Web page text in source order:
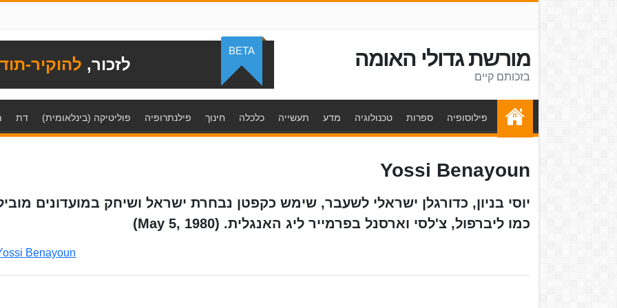
מורשת גדולי האומה
בזכותם קיים
לזכור, להוקיר-
BETA
פילוסופיה ספרות טכנולוגיה מדע תעשייה כלכלה חינוך פילנתרופיה פוליטיקה (בינלאומית) דת
Yossi Benayoun
יוסי בניון, כדורגלן ישראלי לשעבר, שימש כקפטן נבחרת ישראל ושיחק במועדונים
כמו ליברפול, צ'לסי וארסנל בפרמייר ליג האנגלית. (May 5, 1980)
Benayoun